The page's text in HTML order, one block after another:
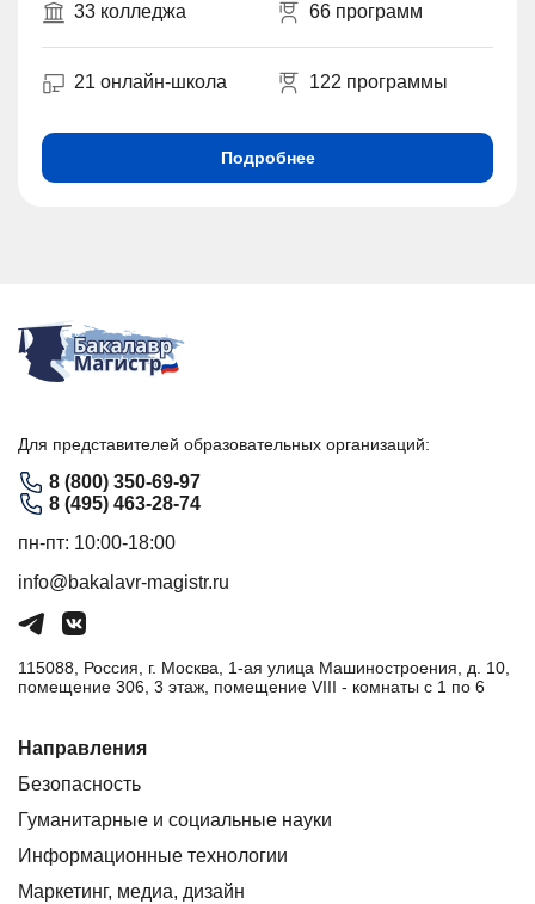
33 колледжа 66 программ
21 онлайн-школа 122 программы
Подробнее
Для представителей образовательных организаций:
8 (800) 350-69-97
8 (495) 463-28-74
пн-пт: 10:00-18:00
info@bakalavr-magistr.ru
115088, Россия, г. Москва, 1-ая улица Машиностроения, д. 10,
помещение 306, 3 этаж, помещение VIII - комнаты с 1 по 6
Направления
Безопасность
Гуманитарные и социальные науки
Информационные технологии
Маркетинг, медиа, дизайн